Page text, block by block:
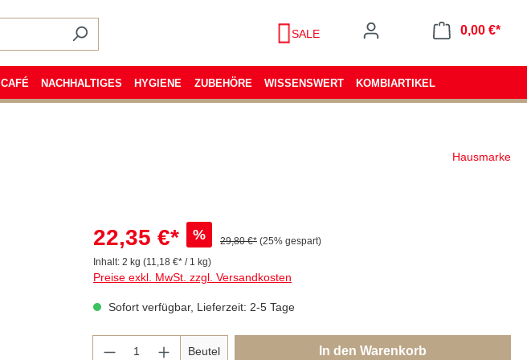
SALE
0,00 €*
CAFÉ NACHHALTIGES HYGIENE ZUBEHÖRE WISSENSWERT KOMBIARTIKEL
Hausmarke
22,35 €* % 29,80 €* (25% gespart)
Inhalt: 2 kg (11,18 €* / 1 kg)
Preise exkl. MwSt. zzgl. Versandkosten
Sofort verfügbar, Lieferzeit: 2-5 Tage
Beutel In den Warenkorb